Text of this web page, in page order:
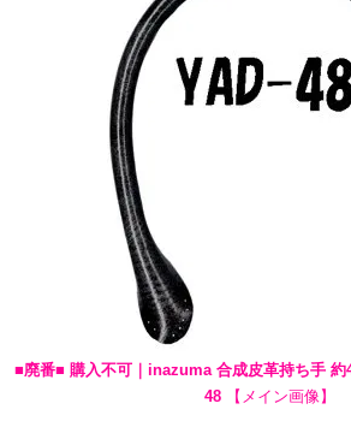
■廃番■ 購入不可｜inazuma 合成皮革持ち手 約
48【メイン画像】